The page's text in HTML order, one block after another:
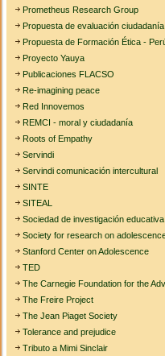
Prometheus Research Group
Propuesta de evaluación ciudadanía
Propuesta de Formación Ética -
Proyecto Yauya
Publicaciones FLACSO
Re-imagining peace
Red Innovemos
REMCI - moral y ciudadanía
Roots of Empathy
Servindi
Servindi comunicación intercultural
SINTE
SITEAL
Sociedad de investigación
Society for research on
Stanford Center on Adolescence
TED
The Carnegie Foundation for the
The Freire Project
The Jean Piaget Society
Tolerance and prejudice
Tributo a Mimi Sinclair